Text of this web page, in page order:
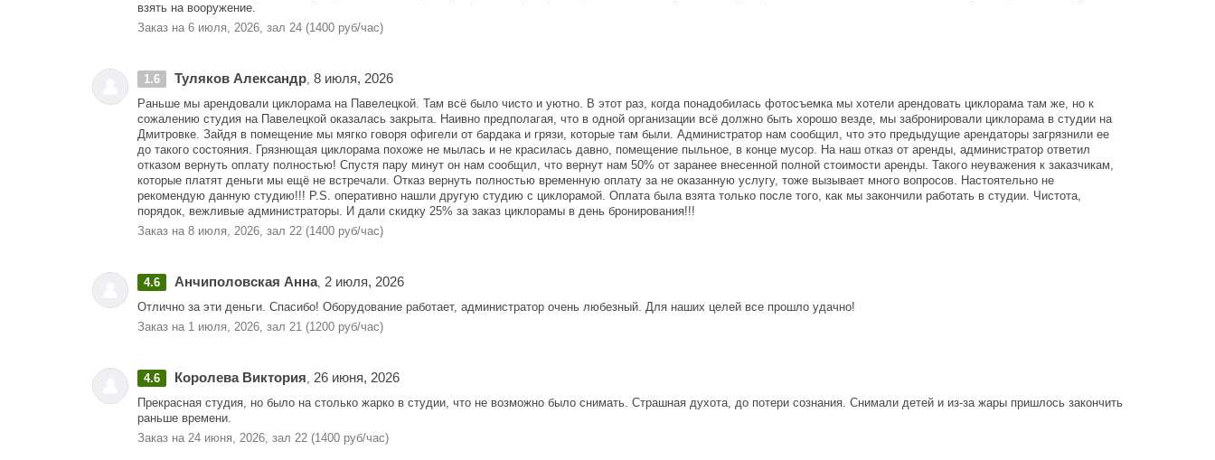
взять на вооружение.
Заказ на 6 июля, 2026, зал 24 (1400 руб/час)
1.6 Туляков Александр, 8 июля, 2026
Раньше мы арендовали циклорама на Павелецкой. Там всё было чисто и уютно. В этот раз, когда понадобилась фотосъемка мы хотели арендовать циклорама там же, но к
сожалению студия на Павелецкой оказалась закрыта. Наивно предполагая, что в одной организации всё должно быть хорошо везде, мы забронировали циклорама в студии на
Дмитровке. Зайдя в помещение мы мягко говоря офигели от бардака и грязи, которые там были. Администратор нам сообщил, что это предыдущие арендаторы загрязнили ее
до такого состояния. Грязнющая циклорама похоже не мылась и не красилась давно, помещение пыльное, в конце мусор. На наш отказ от аренды, администратор ответил
отказом вернуть оплату полностью! Спустя пару минут он нам сообщил, что вернут нам 50% от заранее внесенной полной стоимости аренды. Такого неуважения к заказчикам,
которые платят деньги мы ещё не встречали. Отказ вернуть полностью временную оплату за не оказанную услугу, тоже вызывает много вопросов. Настоятельно не
рекомендую данную студию!!! P.S. оперативно нашли другую студию с циклорамой. Оплата была взята только после того, как мы закончили работать в студии. Чистота,
порядок, вежливые администраторы. И дали скидку 25% за заказ циклорамы в день бронирования!!!
Заказ на 8 июля, 2026, зал 22 (1400 руб/час)
4.6 Анчиполовская Анна, 2 июля, 2026
Отлично за эти деньги. Спасибо! Оборудование работает, администратор очень любезный. Для наших целей все прошло удачно!
Заказ на 1 июля, 2026, зал 21 (1200 руб/час)
4.6 Королева Виктория, 26 июня, 2026
Прекрасная студия, но было на столько жарко в студии, что не возможно было снимать. Страшная духота, до потери сознания. Снимали детей и из-за жары пришлось закончить
раньше времени.
Заказ на 24 июня, 2026, зал 22 (1400 руб/час)